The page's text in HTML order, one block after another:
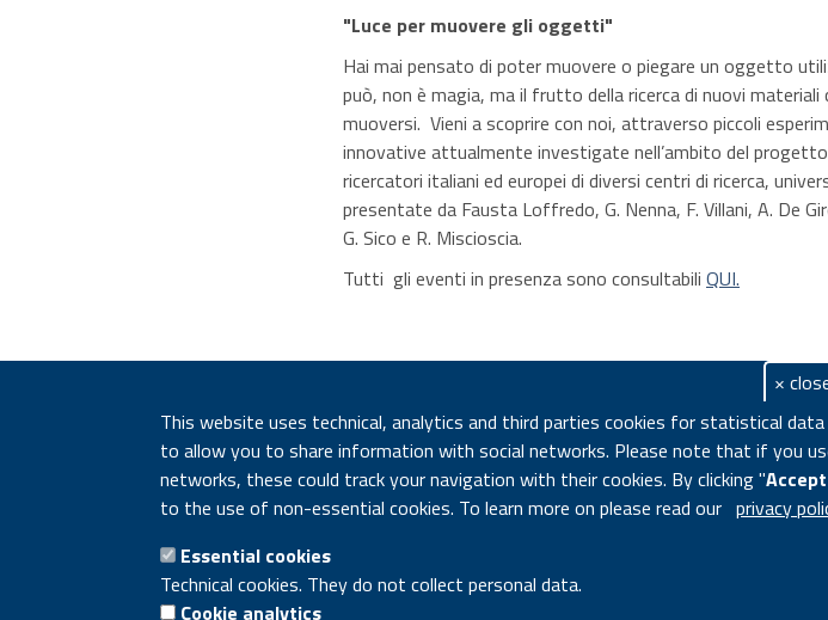
"Luce per muovere gli oggetti"
Hai mai pensato di poter muovere o piegare un oggetto
può, non è magia, ma il frutto della ricerca di nuovi
muoversi. Vieni a scoprire con noi, attraverso piccoli
innovative attualmente investigate nell’ambito del
ricercatori italiani ed europei di diversi centri di ricerca,
presentate da Fausta Loffredo, G. Nenna, F. Villani, A. De
G. Sico e R. Miscioscia.
Tutti gli eventi in presenza sono consultabili QUI.
×
This website uses technical, analytics and third parties cookies for statistical
to allow you to share information with social networks. Please note that if you
networks, these could track your navigation with their cookies. By clicking "
to the use of non-essential cookies. To learn more on please read our privacy
Essential cookies
Technical cookies. They do not collect personal data.
Cookie analytics